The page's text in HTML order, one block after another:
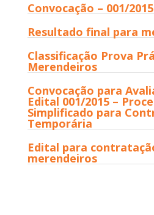
Convocação – 001/2015
Resultado final para
Classificação Prova
Merendeiros
Convocação para
Edital 001/2015 –
Simplificado para
Temporária
Edital para
merendeiros